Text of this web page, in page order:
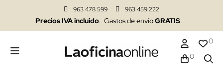
963 478 599 963 459 222
Precios IVA incluido. Gastos de envíoGRATIS.
0
0